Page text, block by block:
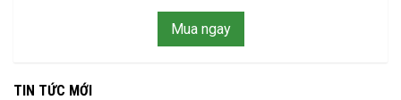
Mua ngay
TIN TỨC MỚI